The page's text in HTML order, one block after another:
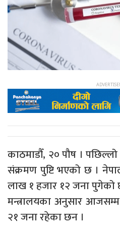
काठमाडौँ, २० पौष ।
संक्रमण पुष्टि भएको छ ।
लाख १ हजार १२ जना पुगेको
मन्त्रालयका अनुसार
२१ जना रहेका छन ।